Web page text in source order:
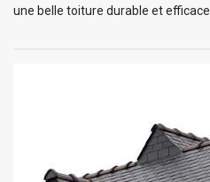
une belle toiture durable et efficace.